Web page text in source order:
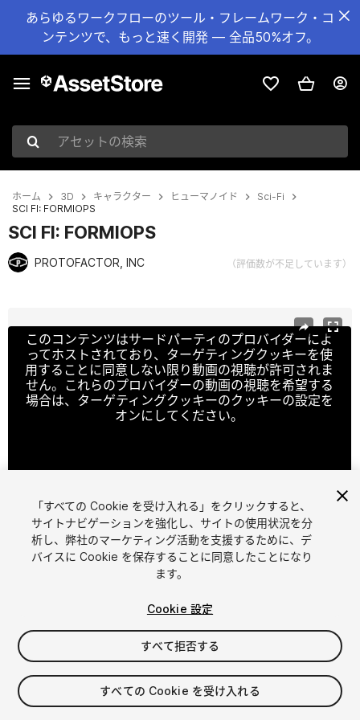
あらゆるワークフローのツール・フレームワーク・コ
ンテンツで、もっと速く開発 — 全品50%オフ。
アセットの検索
ホーム 3D キャラクター ヒューマノイド
Sci-Fi
SCI FI: FORMIOPS
SCI FI: FORMIOPS
PROTOFACTOR, INC （評価数が不足しています）
このコンテンツはサードパーティのプロバイダーによ
ってホストされており、ターゲティングクッキーを使
用することに同意しない限り動画の視聴が許可されま
せん。これらのプロバイダーの動画の視聴を希望する
場合は、ターゲティングクッキーのクッキーの設定を
オンにしてください。
1 /4
$44.99
消費税は決済時に計算されます
「すべての Cookie を受け入れる」をクリックすると、
サイトナビゲーションを強化し、サイトの使用状況を分
析し、弊社のマーケティング活動を支援するために、デ
バイスに Cookie を保存することに同意したことになり
ます。
Cookie 設定
すべて拒否する
すべての Cookie を受け入れる